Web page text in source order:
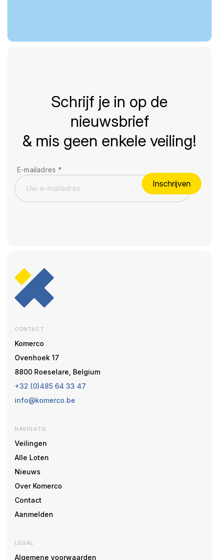
Schrijf je in op de
nieuwsbrief
& mis geen enkele veiling!
E-mailadres *
Inschrijven
CONTACT
Komerco
Ovenhoek 17
8800 Roeselare, Belgium
+32 (0)485 64 33 47
info@komerco.be
NAVIGATIE
Veilingen
Alle Loten
Nieuws
Over Komerco
Contact
Aanmelden
LEGAL
Algemene voorwaarden